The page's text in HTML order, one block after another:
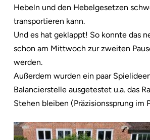
Hebeln und den Hebelgesetzen
transportieren kann.
Und es hat geklappt! So konnte das
schon am Mittwoch zur zweiten
werden.
Außerdem wurden ein paar
Balancierstelle ausgetestet u.a. das
Stehen bleiben (Präzisionssprung im